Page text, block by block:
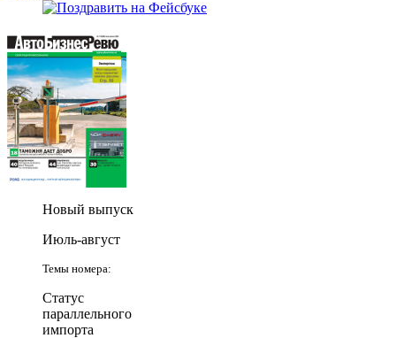
Новый выпуск
Июль-август
Темы номера:
Статус
параллельного
импорта